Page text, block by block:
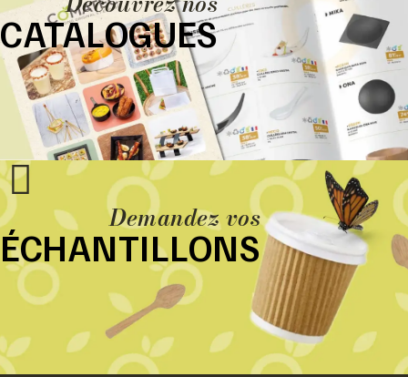
CATALOGUES
Demandez vos
ÉCHANTILLONS